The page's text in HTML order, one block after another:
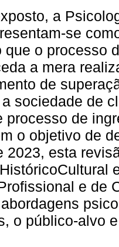
a
se
que o processo
a mera
de
sociedade de
processo de
o objetivo de
2023, esta
e de
o público-alvo